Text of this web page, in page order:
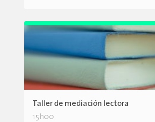
Taller de mediación lectora
15h00